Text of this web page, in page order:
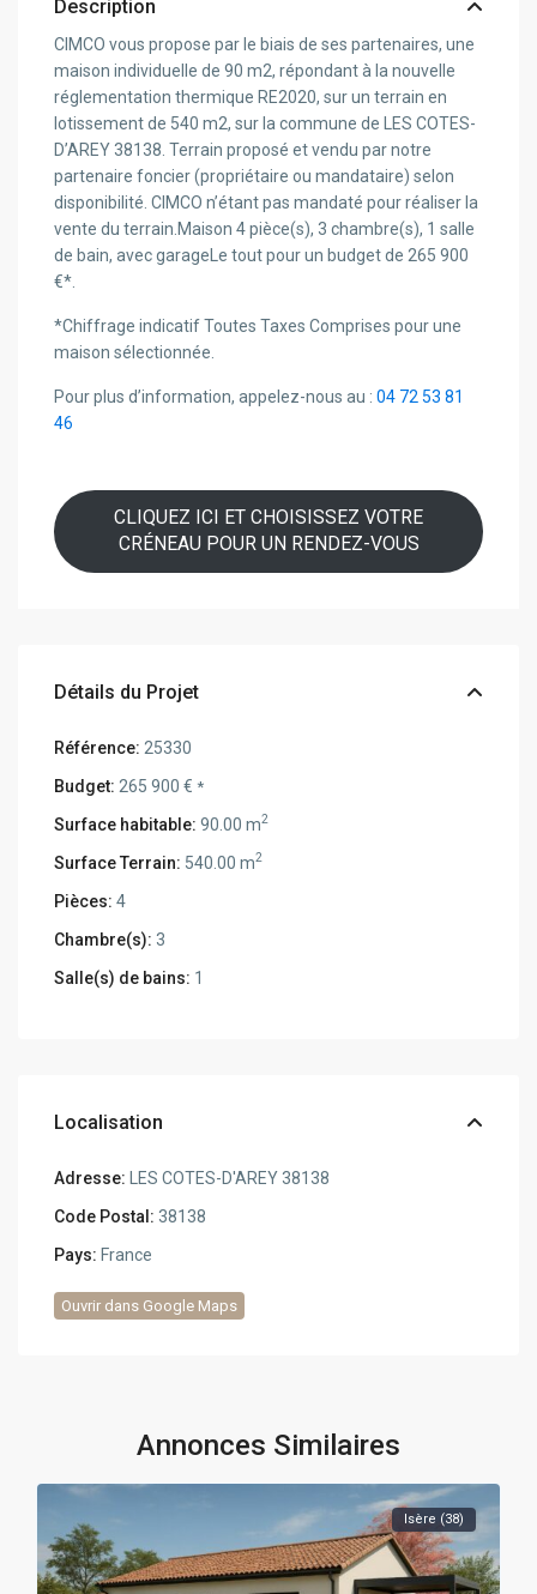
Description
CIMCO vous propose par le biais de ses partenaires, une
maison individuelle de 90 m2, répondant à la nouvelle
réglementation thermique RE2020, sur un terrain en
lotissement de 540 m2, sur la commune de LES COTES-
D’AREY 38138. Terrain proposé et vendu par notre
partenaire foncier (propriétaire ou mandataire) selon
disponibilité. CIMCO n’étant pas mandaté pour réaliser la
vente du terrain.Maison 4 pièce(s), 3 chambre(s), 1 salle
de bain, avec garageLe tout pour un budget de 265 900
€*.
*Chiffrage indicatif Toutes Taxes Comprises pour une
maison sélectionnée.
Pour plus d’information, appelez-nous au :04 72 53 81
46
CLIQUEZ ICI ET CHOISISSEZ VOTRE
CRÉNEAU POUR UN RENDEZ-VOUS
Détails du Projet
Référence: 25330
Budget: 265 900 €*
Surface habitable: 90.00 m2
Surface Terrain: 540.00 m2
Pièces: 4
Chambre(s): 3
Salle(s) de bains: 1
Localisation
Adresse: LES COTES-D'AREY 38138
Code Postal: 38138
Pays: France
Ouvrir dans Google Maps
Annonces Similaires
Isère (38)